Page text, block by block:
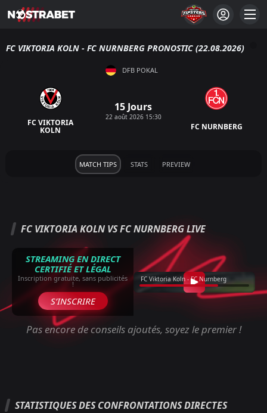
FC VIKTORIA KOLN - FC NURNBERG PRONOSTIC (22.08.2026)
DFB POKAL
FC VIKTORIA
KOLN
15 Jours
22 août 2026 15:30
FC NURNBERG
MATCH TIPS STATS PREVIEW
FC VIKTORIA KOLN VS FC NURNBERG LIVE
STREAMING EN DIRECT
CERTIFIÉ ET LÉGAL
Inscription gratuite, sans publicités
!
S’INSCRIRE
FC Viktoria Koln - FC Nurnberg
Pas encore de conseils ajoutés, soyez le premier !
STATISTIQUES DES CONFRONTATIONS DIRECTES